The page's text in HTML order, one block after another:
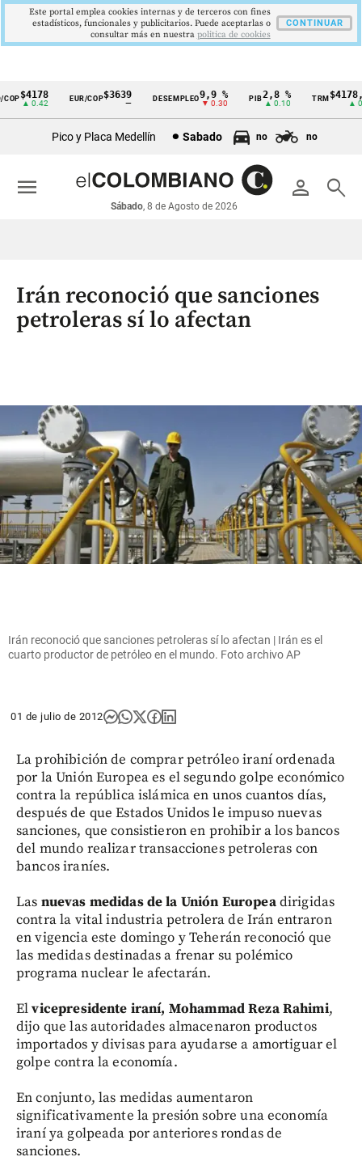
Cintillo
económicos
Colombia
$4178
▲ 0.42
EUR/COP$3639 DESEMPLEO 9,9 %
▼ 0.30
PIB2,8 %
▲ 0.10
TRM
▲
Pico y Placa Medellín Sabado no no
person search
Sábado, 8 de Agosto de 2026
menu
Irán reconoció que sanciones
petroleras sí lo afectan
Irán reconoció que sanciones petroleras sí lo afectan | Irán es el
cuarto productor de petróleo en el mundo. Foto archivo AP
01 de julio de 2012
La prohibición de comprar petróleo iraní ordenada
por la Unión Europea es el segundo golpe económico
contra la república islámica en unos cuantos días,
después de que Estados Unidos le impuso nuevas
sanciones, que consistieron en prohibir a los bancos
del mundo realizar transacciones petroleras con
bancos iraníes.
Las nuevas medidas de la Unión Europeadirigidas
contra la vital industria petrolera de Irán entraron
en vigencia este domingo y Teherán reconoció que
las medidas destinadas a frenar su polémico
programa nuclear le afectarán.
Elvicepresidente iraní, Mohammad Reza Rahimi,
dijo que las autoridades almacenaron productos
importados y divisas para ayudarse a amortiguar el
golpe contra la economía.
En conjunto, las medidas aumentaron
significativamente la presión sobre una economía
iraní ya golpeada por anteriores rondas de
sanciones.
Este portal emplea cookies internas y de terceros con fines
estadísticos, funcionales y publicitarios. Puede aceptarlas o
consultar más en nuestra politica de cookies
CONTINUAR